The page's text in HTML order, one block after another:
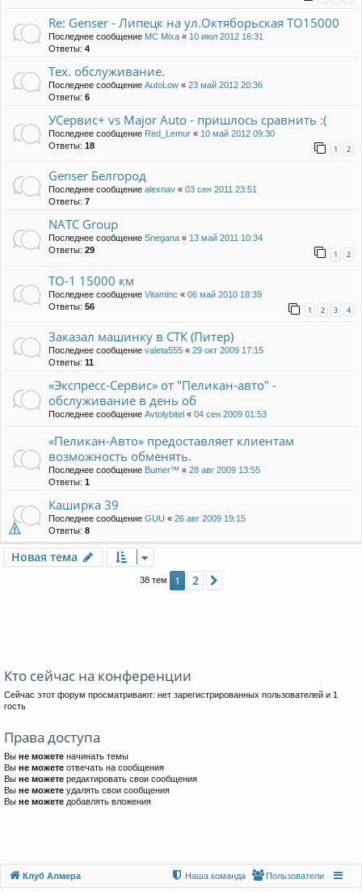
Re: Genser - Липецк на ул.Октяборьская ТО15000
Последнее сообщение MC Mixa « 10 июл 2012 16:31
Ответы: 4
Тех. обслуживание.
Последнее сообщение AutoLow « 23 май 2012 20:36
Ответы: 6
УСервис+ vs Major Auto - пришлось сравнить :(
Последнее сообщение Red_Lemur « 10 май 2012 09:30
Ответы: 18 1 2
Genser Белгород
Последнее сообщение alexnav « 03 сен 2011 23:51
Ответы: 7
NATC Group
Последнее сообщение Snegana « 13 май 2011 10:34
Ответы: 29 1 2
ТО-1 15000 км
Последнее сообщение Vitaminc « 06 май 2010 18:39
Ответы: 56 1 2 3 4
Заказал машинку в СТК (Питер)
Последнее сообщение valeta555 « 29 окт 2009 17:15
Ответы: 11
«Экспресс-Сервис» от "Пеликан-авто" -
обслуживание в день об
Последнее сообщение Avtolybitel « 04 сен 2009 01:53
«Пеликан-Авто» предоставляет клиентам
возможность обменять.
Последнее сообщение Bumer™ « 28 авг 2009 13:55
Ответы: 1
Каширка 39
Последнее сообщение GUU « 26 авг 2009 19:15
Ответы: 8
Новая тема
38 тем 1 2
Кто сейчас на конференции
Сейчас этот форум просматривают: нет зарегистрированных пользователей и 1
гость
Права доступа
Вы не можете начинать темы
Вы не можете отвечать на сообщения
Вы не можете редактировать свои сообщения
Вы не можете удалять свои сообщения
Вы не можете добавлять вложения
Клуб Алмера Пользователи
Наша команда